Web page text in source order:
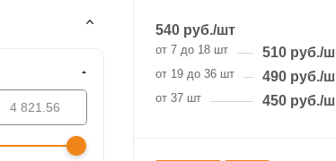
540 руб./шт
от 7 до 18 шт 510руб./шт
от 19 до 36 шт 490руб./шт
от 37 шт 450руб./шт